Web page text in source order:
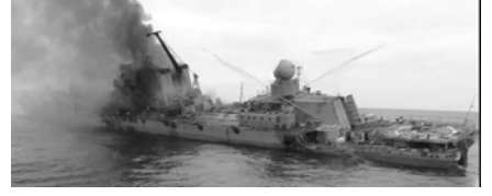
ფული ამ ზოდიაქოს ნიშნების
ხელში აღმოჩნდება: ვინ
გამდიდრდება?